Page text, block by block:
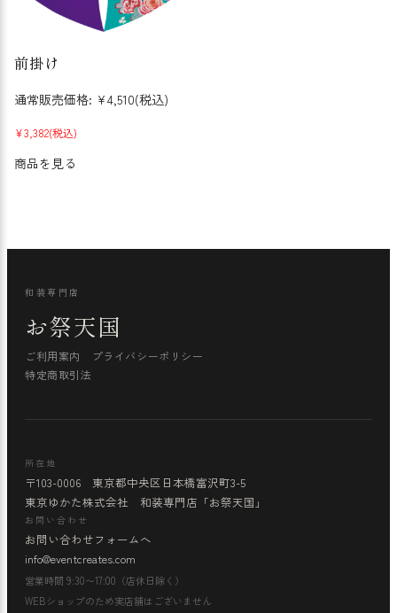
前掛け
通常販売価格: ¥4,510(税込)
¥3,382(税込)
商品を見る
和装専門店
お祭天国
ご利用案内
特定商取引法
プライバシーポリシー
所在地
〒103-0006 東京都中央区日本橋富沢町3-5
東京ゆかた株式会社 和装専門店「お祭天国」
お問い合わせ
お問い合わせフォームへ
info@eventcreates.com
営業時間 9:30〜17:00（店休日除く）
WEBショップのため実店舗はございません